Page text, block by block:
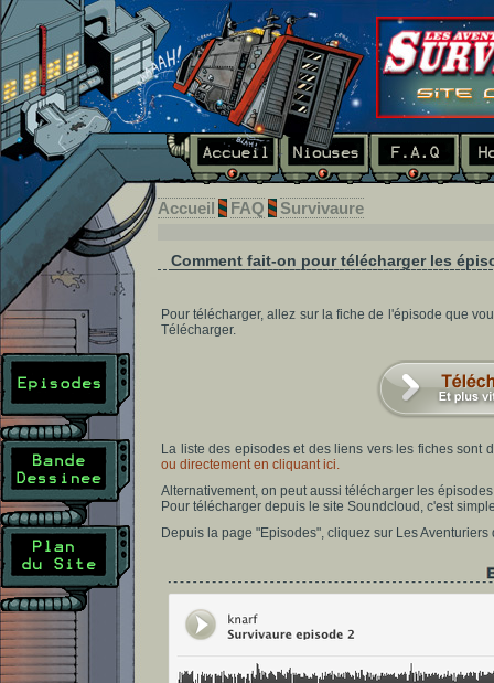
Accueil FAQ Survivaure
Comment fait-on pour télécharger les
Pour télécharger, allez sur la fiche de l'épisode que
Télécharger.
La liste des episodes et des liens vers les fiches
ou directement en cliquant ici.
Alternativement, on peut aussi télécharger les
Pour télécharger depuis le site Soundcloud, c'est
Depuis la page "Episodes", cliquez sur Les Aventuriers